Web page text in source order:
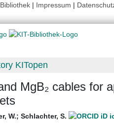
| Impressum |
KITopen
MgB₂ cables for
W.; Schlachter, S.